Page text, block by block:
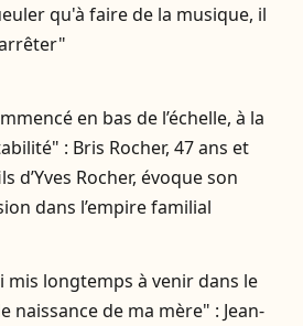
qu'à faire de la musique, il
en bas de l’échelle, à la
: Bris Rocher, 47 ans et
d’Yves Rocher, évoque son
dans l’empire familial
mis longtemps à venir dans le
naissance de ma mère" : Jean-